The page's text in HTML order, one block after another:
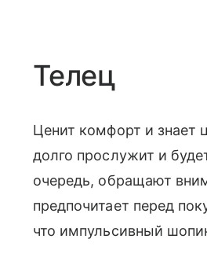
Телец
Ценит комфорт и знает
долго прослужит и
очередь, обращают
предпочитает перед
что импульсивный